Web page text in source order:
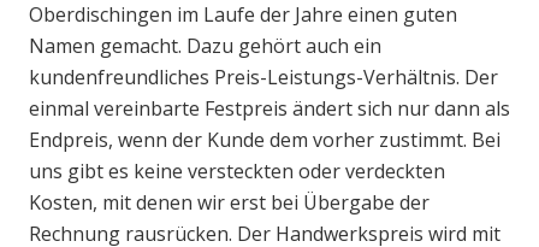
Oberdischingen im Laufe der Jahre einen guten
Namen gemacht. Dazu gehört auch ein
kundenfreundliches Preis-Leistungs-Verhältnis. Der
einmal vereinbarte Festpreis ändert sich nur dann als
Endpreis, wenn der Kunde dem vorher zustimmt. Bei
uns gibt es keine versteckten oder verdeckten
Kosten, mit denen wir erst bei Übergabe der
Rechnung rausrücken. Der Handwerkspreis wird mit